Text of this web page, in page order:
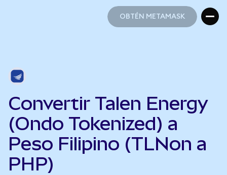
OBTÉN METAMASK
Convertir Talen Energy
(Ondo Tokenized) a
Peso Filipino (TLNon a
PHP)